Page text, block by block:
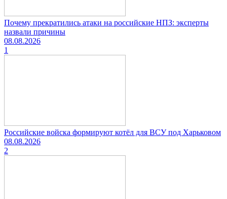
Почему прекратились атаки на российские НПЗ: эксперты
назвали причины
08.08.2026
1
Российские войска формируют котёл для ВСУ под Харьковом
08.08.2026
2